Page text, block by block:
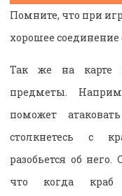
Помните, что при
хорошее соединение
Так же на карте
предметы.
поможет
столкнетесь с
разобьется об
что когда краб